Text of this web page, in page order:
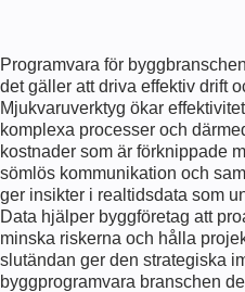
Programvara för
det gäller att driva effektiv drift
Mjukvaruverktyg ökar
komplexa processer och
kostnader som är förknippade
sömlös kommunikation och
ger insikter i realtidsdata som
Data hjälper byggföretag att
minska riskerna och hålla
slutändan ger den strategiska
byggprogramvara branschen